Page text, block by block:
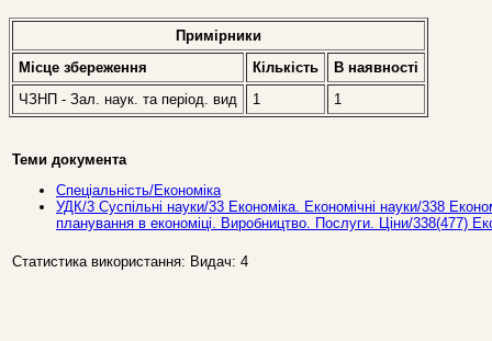
Примірники
Місце збереження
Кількість
В наявностi
ЧЗНП - Зал. наук. та період. вид
1 1
Теми документа
Спеціальність/Економіка
УДК/3 Суспiльнi науки/33 Економiка. Економiчні науки/338
планування в економіці. Виробництво. Послуги. Ціни/338(477)
Статистика використання: Видач: 4